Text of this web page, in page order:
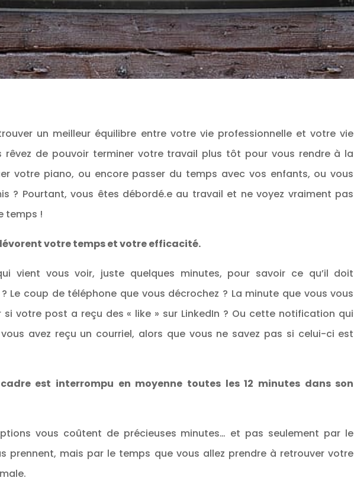
un meilleur équilibre entre votre vie professionnelle et votre vie
rêvez de pouvoir terminer votre travail plus tôt pour vous rendre à la
votre piano, ou encore passer du temps avec vos enfants, ou vous
? Pourtant, vous êtes débordé.e au travail et ne voyez vraiment pas
temps !
votre temps et votre efficacité.
vient vous voir, juste quelques minutes, pour savoir ce qu’il doit
Le coup de téléphone que vous décrochez ? La minute que vous vous
votre post a reçu des « like » sur LinkedIn ? Ou cette notification qui
avez reçu un courriel, alors que vous ne savez pas si celui-ci est
est interrompu en moyenne toutes les 12 minutes dans son
vous coûtent de précieuses minutes… et pas seulement par le
prennent, mais par le temps que vous allez prendre à retrouver votre